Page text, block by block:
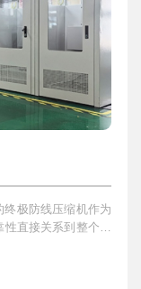
极防线压缩机作为
直接关系到整个系
解决方案。设备核
测试压缩机在极限